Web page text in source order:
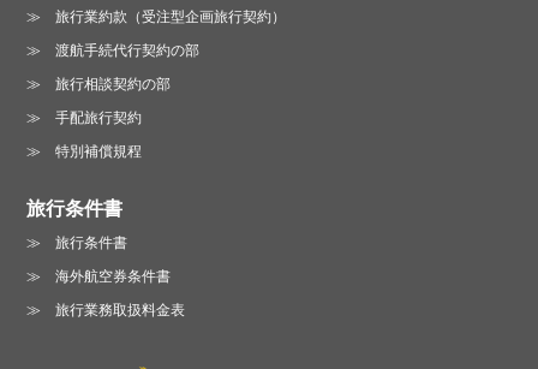
旅行業約款（受注型企画旅行契約）
渡航手続代行契約の部
旅行相談契約の部
手配旅行契約
特別補償規程
旅行条件書
旅行条件書
海外航空券条件書
旅行業務取扱料金表